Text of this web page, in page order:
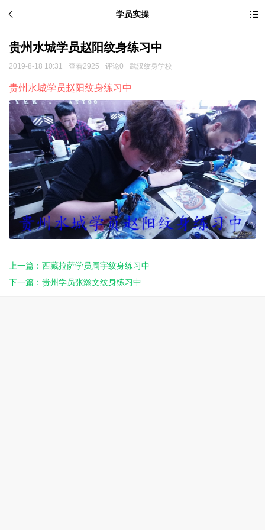
学员实操
贵州水城学员赵阳纹身练习中
2019-8-18 10:31 查看2925 评论0 武汉纹身学校
贵州水城学员赵阳纹身练习中
上一篇：西藏拉萨学员周宇纹身练习中
下一篇：贵州学员张瀚文纹身练习中